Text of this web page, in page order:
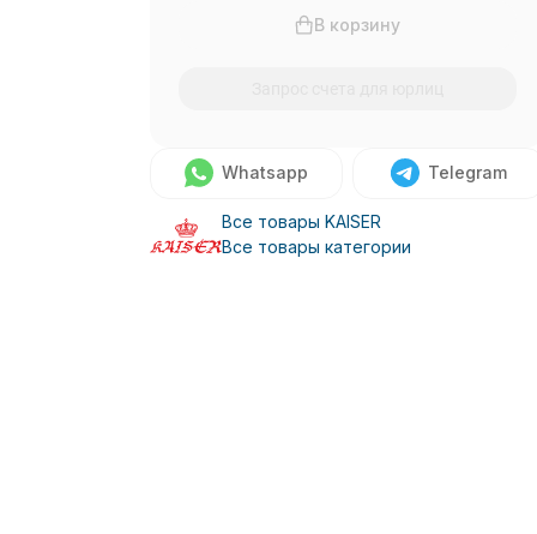
В корзину
Whatsapp Telegram
Все товары KAISER
Все товары категории